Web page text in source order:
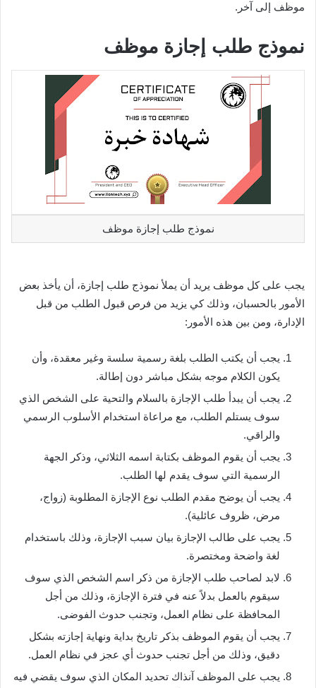
موظف إلى آخر.
نموذج طلب إجازة موظف
نموذج طلب إجازة موظف
يجب على كل موظف يريد أن يملأ نموذج طلب إجازة، أن يأخذ بعض
الأمور بالحسبان، وذلك كي يزيد من فرص قبول الطلب من قبل
الإدارة، ومن بين هذه الأمور:
يجب أن يكتب الطلب بلغة رسمية سلسة وغير معقدة، وأن
يكون الكلام موجه بشكل مباشر دون إطالة.
يجب أن يبدأ طلب الإجازة بالسلام والتحية على الشخص الذي
سوف يستلم الطلب، مع مراعاة استخدام الأسلوب الرسمي
والراقي.
يجب أن يقوم الموظف بكتابة اسمه الثلاثي، وذكر الجهة
الرسمية التي سوف يقدم لها الطلب.
يجب أن يوضح مقدم الطلب نوع الإجازة المطلوبة (زواج،
مرض، ظروف عائلية).
يجب على طالب الإجازة بيان سبب الإجازة، وذلك باستخدام
لغة واضحة ومختصرة.
لابد لصاحب طلب الإجازة من ذكر اسم الشخص الذي سوف
سيقوم بالعمل بدلاً عنه في فترة الإجازة، وذلك من أجل
المحافظة على نظام العمل، وتجنب حدوث الفوضى.
يجب أن يقوم الموظف بذكر تاريخ بداية ونهاية إجازته بشكل
دقيق، وذلك من أجل تجنب حدوث أي عجز في نظام العمل.
يجب على الموظف آنذاك تحديد المكان الذي سوف يقضي فيه